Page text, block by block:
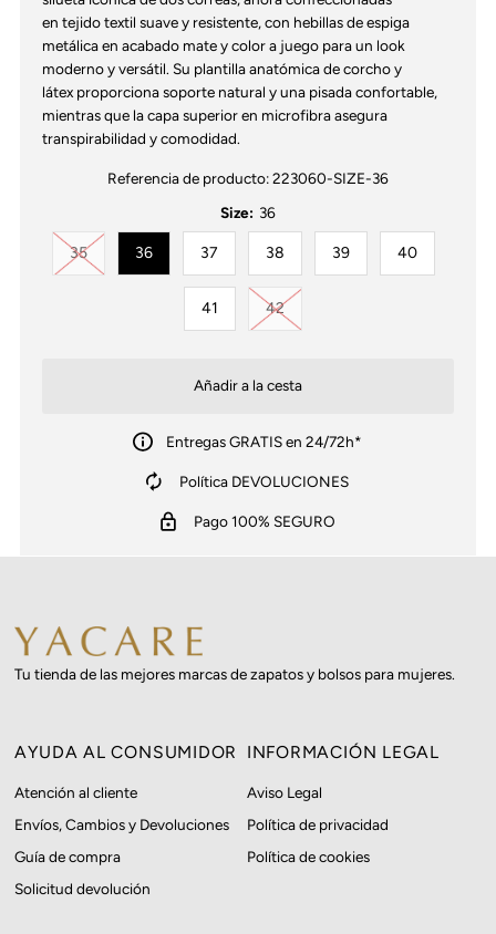
en tejido textil suave y resistente, con hebillas de espiga
metálica en acabado mate y color a juego para un look
moderno y versátil. Su plantilla anatómica de corcho y
látex proporciona soporte natural y una pisada confortable,
mientras que la capa superior en microfibra asegura
transpirabilidad y comodidad.
Referencia de producto:223060-SIZE-36
Size: 36
35Variante agotada o no disponible
36 37 38 39 40
41 42Variante agotada o no
Entregas GRATIS en 24/72h*
Política DEVOLUCIONES
Pago 100% SEGURO
Tu tienda de las mejores marcas de zapatos y bolsos para mujeres.
AYUDA AL CONSUMIDOR
Atención al cliente
Envíos, Cambios y Devoluciones
Guía de compra
Solicitud devolución
INFORMACIÓN LEGAL
Aviso Legal
Política de privacidad
Política de cookies